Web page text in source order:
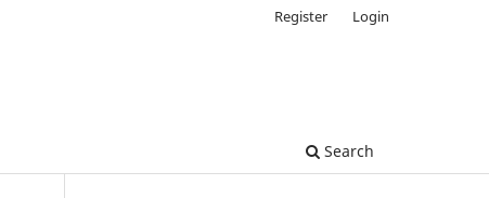
Search
Register Login